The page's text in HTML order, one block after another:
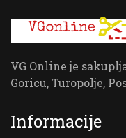
VG Online je
Goricu, Turopolje,
Informacije